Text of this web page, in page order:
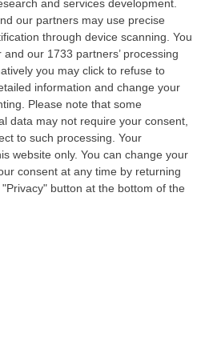
and services development.
our partners may use precise
through device scanning. You
our 1733 partners’ processing
you may click to refuse to
information and change your
Please note that some
data may not require your consent,
to such processing. Your
website only. You can change your
consent at any time by returning
button at the bottom of the
elettricista è rimasto folgorato sul
nel comune di Calanna.
Del Corpo Senza Vita Di
ha gettato nello sconforto la comunità di
Reggio Calabria. Il ritrovamento del co…